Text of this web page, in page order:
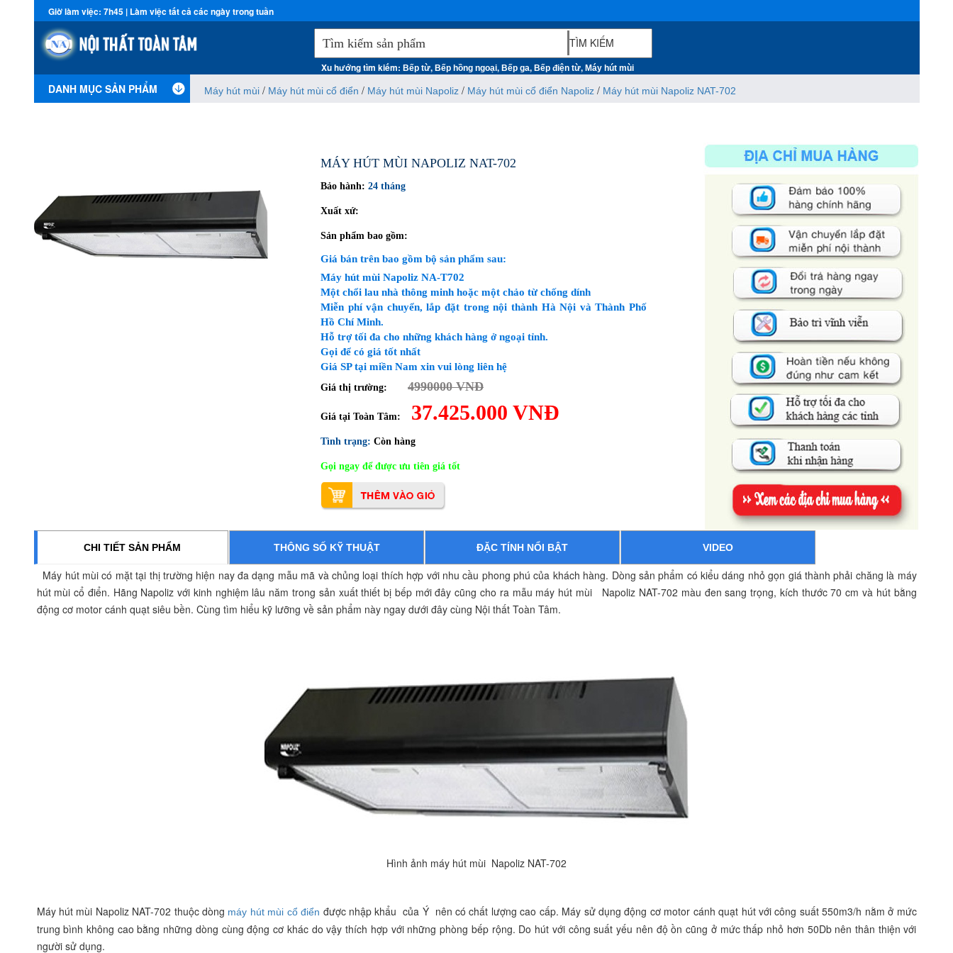
Giờ làm việc: 7h45 | Làm việc tất cả các ngày trong tuần
Xu hướng tìm kiếm: Bếp từ, Bếp hồng ngoại, Bếp ga, Bếp điện từ, Máy hút mùi
DANH MỤC SẢN PHẨM Máy hút mùi/ Máy hút mùi cổ điển / Máy hút mùi Napoliz/ Máy hút mùi cổ điển Napoliz/ Máy hút mùi Napoliz NAT-702
MÁY HÚT MÙI NAPOLIZ NAT-702
Bảo hành: 24 tháng
Xuất xứ:
Sản phẩm bao gồm:
Giá bán trên bao gồm bộ sản phẩm sau:
Máy hút mùi Napoliz NA-T702
Một chổi lau nhà thông minh hoặc một chảo từ chống dính
Miễn phí vận chuyển, lắp đặt trong nội thành Hà Nội và Thành Phố
Hồ Chí Minh.
Hỗ trợ tối đa cho những khách hàng ở ngoại tỉnh.
Gọi để có giá tốt nhất
Giá SP tại miền Nam xin vui lòng liên hệ
Giá thị trường: 4990000 VNĐ
Giá tại Toàn Tâm: 37.425.000 VNĐ
Tình trạng: Còn hàng
Gọi ngay để được ưu tiên giá tốt
CHI TIẾT SẢN PHẨM THÔNG SỐ KỸ THUẬT ĐẶC TÍNH NỔI BẬT VIDEO
Máy hút mùi có mặt tại thị trường hiện nay đa dạng mẫu mã và chủng loại thích hợp với nhu cầu phong phú của khách hàng. Dòng sản phẩm có kiểu dáng nhỏ gọn giá thành phải chăng là máy
hút mùi cổ điển. Hãng Napoliz với kinh nghiệm lâu năm trong sản xuất thiết bị bếp mới đây cũng cho ra mẫu máy hút mùi Napoliz NAT-702 màu đen sang trọng, kích thước 70 cm và hút bằng
động cơ motor cánh quạt siêu bền. Cùng tìm hiểu kỹ lưỡng về sản phẩm này ngay dưới đây cùng Nội thất Toàn Tâm.
Hình ảnh máy hút mùi Napoliz NAT-702
Máy hút mùi Napoliz NAT-702 thuộc dòng máy hút mùi cổ điển được nhập khẩu của Ý nên có chất lượng cao cấp. Máy sử dụng động cơ motor cánh quạt hút với công suất 550m3/h nằm ở mức
trung bình không cao bằng những dòng cùng động cơ khác do vậy thích hợp với những phòng bếp rộng. Do hút với công suất yếu nên độ ồn cũng ở mức thấp nhỏ hơn 50Db nên thân thiện với
người sử dụng.